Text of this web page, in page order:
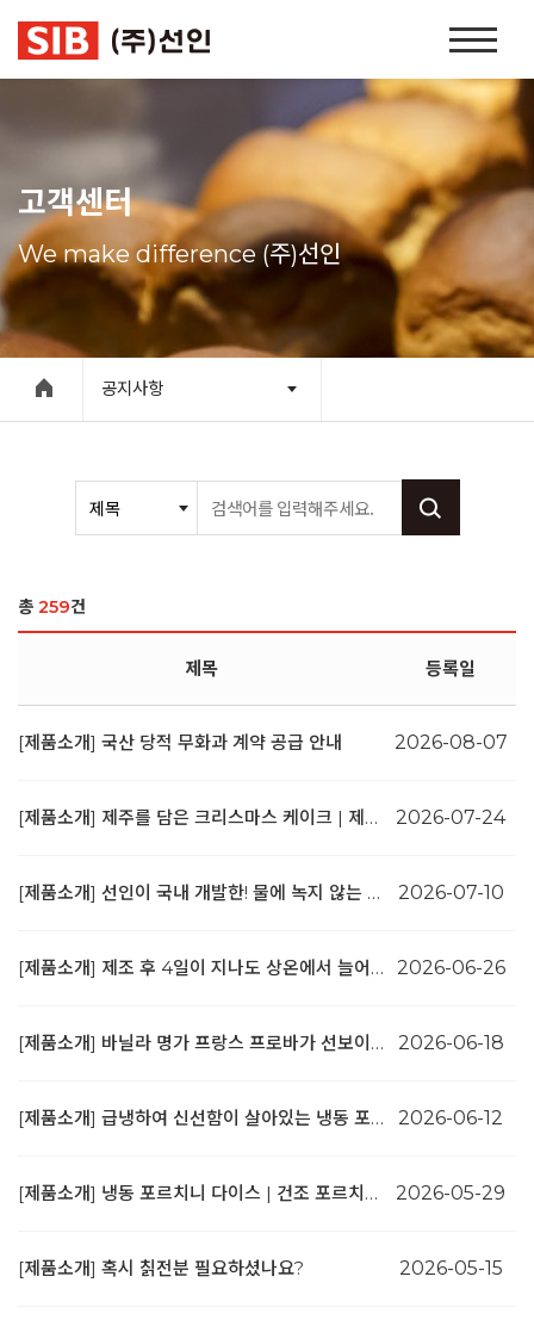
홈
이
지
네
비
게
이
고객센터
We make difference (주)선인
공지사항
총 259건
제목 등록일
[제품소개] 국산 당적 무화과 계약 공급 안내 2026-08-07
[제품소개] 제주를 담은 크리스마스 케이크 | 제주금귤데코 2026-07-24
[제품소개] 선인이 국내 개발한! 물에 녹지 않는 데코코코아 2026-07-10
[제품소개] 제조 후 4일이 지나도 상온에서 늘어나는 신개념 모찌 4종 2026-06-26
[제품소개] 바닐라 명가 프랑스 프로바가 선보이는 New 추출물 3종 2026-06-18
[제품소개] 급냉하여 신선함이 살아있는 냉동 포션 소스 2종 2026-06-12
[제품소개] 냉동 포르치니 다이스 | 건조 포르치니에 비해 향이 뛰어나고 조직이 살아있어요! 2026-05-29
[제품소개] 혹시 칡전분 필요하셨나요? 2026-05-15